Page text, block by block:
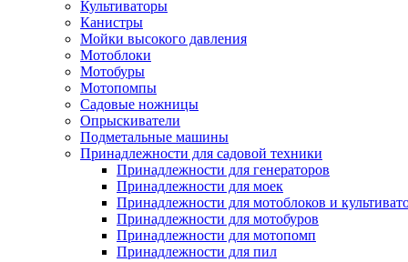
Культиваторы
Канистры
Мойки высокого давления
Мотоблоки
Мотобуры
Мотопомпы
Садовые ножницы
Опрыскиватели
Подметальные машины
Принадлежности для садовой техники
Принадлежности для генераторов
Принадлежности для моек
Принадлежности для мотоблоков и
Принадлежности для мотобуров
Принадлежности для мотопомп
Принадлежности для пил